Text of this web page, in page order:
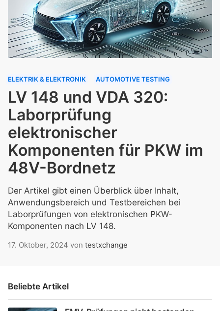
ELEKTRIK & ELEKTRONIK AUTOMOTIVE TESTING
LV 148 und VDA 320:
Laborprüfung
elektronischer
Komponenten für PKW im
48V-Bordnetz
Der Artikel gibt einen Überblick über Inhalt,
Anwendungsbereich und Testbereichen bei
Laborprüfungen von elektronischen PKW-
Komponenten nach LV 148.
17. Oktober, 2024 von testxchange
Beliebte Artikel